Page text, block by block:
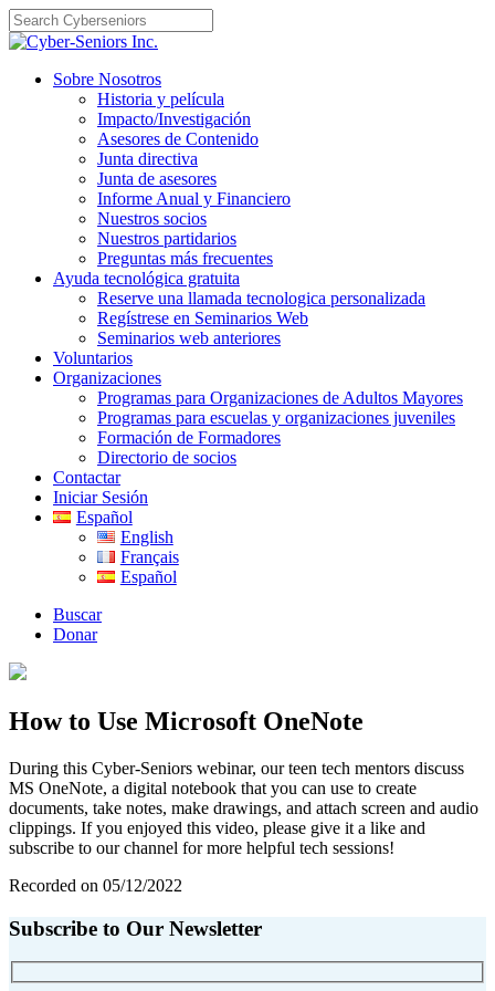
Skip
to
content
Sobre Nosotros
Historia y película
Impacto/Investigación
Asesores de Contenido
Junta directiva
Junta de asesores
Informe Anual y Financiero
Nuestros socios
Nuestros partidarios
Preguntas más frecuentes
Ayuda tecnológica gratuita
Reserve una llamada tecnologica personalizada
Regístrese en Seminarios Web
Seminarios web anteriores
Voluntarios
Organizaciones
Programas para Organizaciones de Adultos Mayores
Programas para escuelas y organizaciones juveniles
Formación de Formadores
Directorio de socios
Contactar
Iniciar Sesión
Español
English
Français
Español
Buscar
Donar
How to Use Microsoft OneNote
During this Cyber-Seniors webinar, our teen tech mentors discuss
MS OneNote, a digital notebook that you can use to create
documents, take notes, make drawings, and attach screen and audio
clippings. If you enjoyed this video, please give it a like and
subscribe to our channel for more helpful tech sessions!
Recorded on 05/12/2022
Subscribe to Our Newsletter